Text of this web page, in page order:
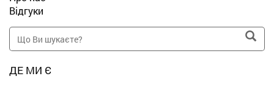
Відгуки
ДЕ МИ Є